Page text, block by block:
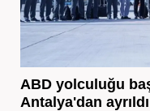
ABD yolculuğu
Antalya'dan ayrıldı